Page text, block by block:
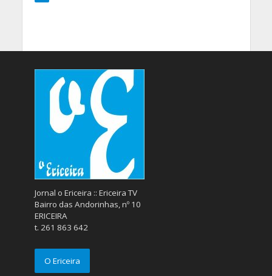
Jornal o Ericeira :: Ericeira TV
Bairro das Andorinhas, nº 10
ERICEIRA
t. 261 863 642
O Ericeira